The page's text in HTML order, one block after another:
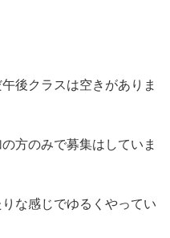
後クラスは空きがありま
方のみで募集はしていま
な感じでゆるくやってい